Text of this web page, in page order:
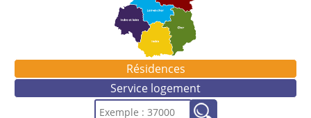
Résidences
Service logement